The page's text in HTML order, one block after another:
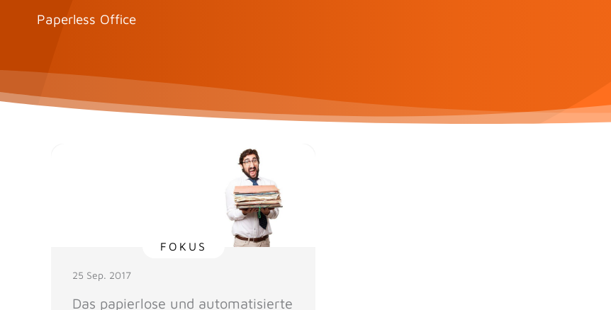
Paperless Office
FOKUS
25 Sep. 2017
Das papierlose und automatisierte